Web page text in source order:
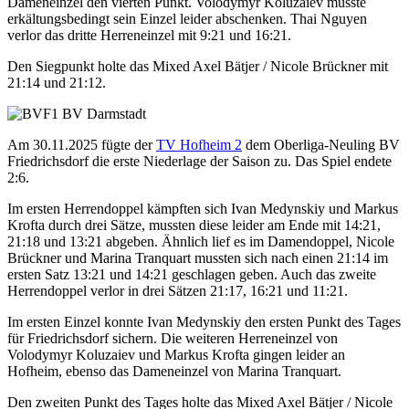
erkältungsbedingt sein Einzel leider abschenken. Thai Nguyen
verlor das dritte Herreneinzel mit 9:21 und 16:21.
Den Siegpunkt holte das Mixed Axel Bätjer / Nicole Brückner mit
21:14 und 21:12.
Am 30.11.2025 fügte derTV Hofheim 2 dem Oberliga-Neuling BV
Friedrichsdorf die erste Niederlage der Saison zu. Das Spiel endete
2:6.
Im ersten Herrendoppel kämpften sich Ivan Medynskiy und Markus
Krofta durch drei Sätze, mussten diese leider am Ende mit 14:21,
21:18 und 13:21 abgeben. Ähnlich lief es im Damendoppel, Nicole
Brückner und Marina Tranquart mussten sich nach einen 21:14 im
ersten Satz 13:21 und 14:21 geschlagen geben. Auch das zweite
Herrendoppel verlor in drei Sätzen 21:17, 16:21 und 11:21.
Im ersten Einzel konnte Ivan Medynskiy den ersten Punkt des Tages
für Friedrichsdorf sichern. Die weiteren Herreneinzel von
Volodymyr Koluzaiev und Markus Krofta gingen leider an
Hofheim, ebenso das Dameneinzel von Marina Tranquart.
Den zweiten Punkt des Tages holte das Mixed Axel Bätjer / Nicole